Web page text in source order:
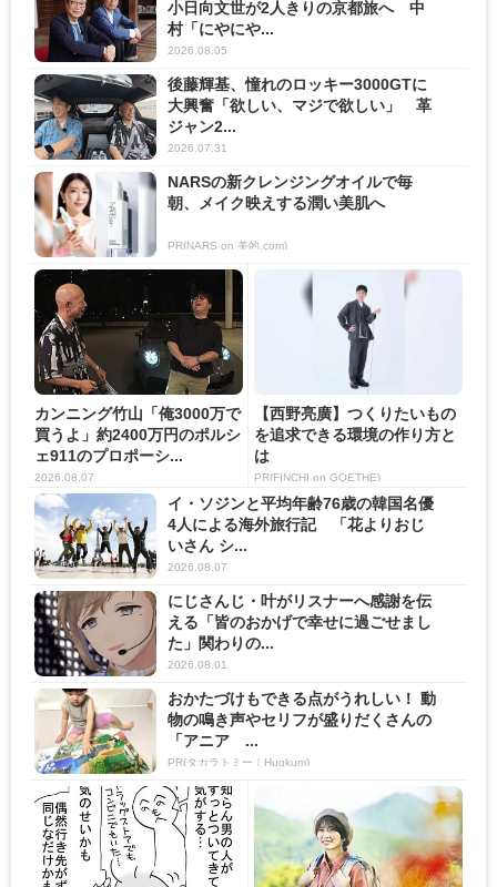
小日向文世が2人きりの京都旅へ 中
村「にやにや...
2026.08.05
後藤輝基、憧れのロッキー3000GTに
大興奮「欲しい、マジで欲しい」 革
ジャン2...
2026.07.31
NARSの新クレンジングオイルで毎
朝、メイク映えする潤い美肌へ
PR(NARS on 美的.com)
カンニング竹山「俺3000万で
買うよ」約2400万円のポルシ
ェ911のプロポーシ...
2026.08.07
【西野亮廣】つくりたいもの
を追求できる環境の作り方と
は
PR(FINCHI on GOETHE)
イ・ソジンと平均年齢76歳の韓国名優
4人による海外旅行記 「花よりおじ
いさん シ...
2026.08.07
にじさんじ・叶がリスナーへ感謝を伝
える「皆のおかげで幸せに過ごせまし
た」関わりの...
2026.08.01
おかたづけもできる点がうれしい！ 動
物の鳴き声やセリフが盛りだくさんの
「アニア ...
PR(タカラトミー｜Hugkum)